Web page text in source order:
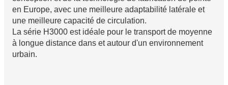
en Europe, avec une meilleure adaptabilité latérale et
une meilleure capacité de circulation.
La série H3000 est idéale pour le transport de moyenne
à longue distance dans et autour d'un environnement
urbain.